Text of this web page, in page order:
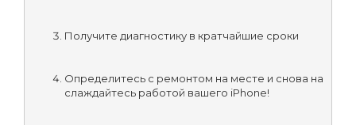
Получите диагностику в кратчайшие сроки
Определитесь с ремонтом на месте и снова на
слаждайтесь работой вашего iPhone!